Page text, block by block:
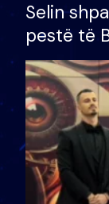
Selin
pestë të
çmimin e